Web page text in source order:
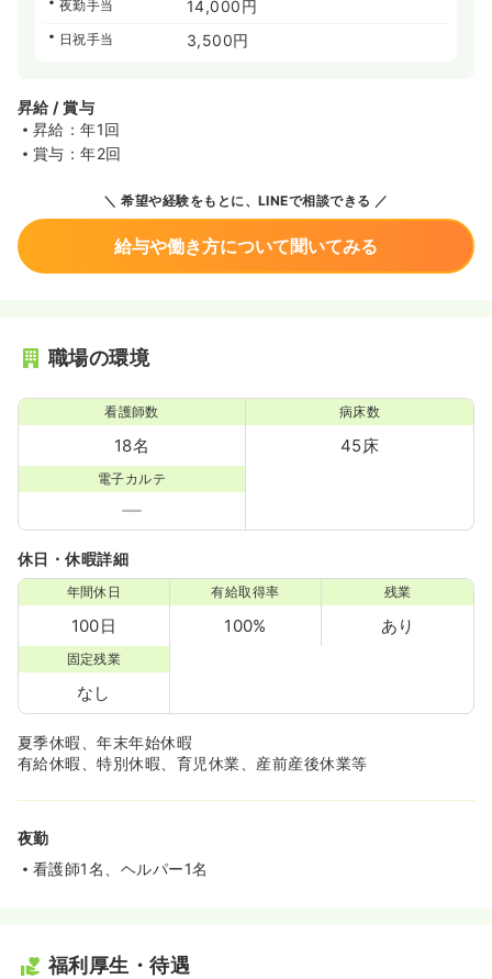
夜勤手当 14,000円
日祝手当 3,500円
昇給 / 賞与
昇給：年1回
賞与：年2回
希望や経験をもとに、LINEで相談できる
給与や働き方について聞いてみる
職場の環境
看護師数
18名
病床数
45床
電子カルテ
休日・休暇詳細
年間休日
100日
有給取得率
100%
残業
あり
固定残業
なし
夏季休暇、年末年始休暇
有給休暇、特別休暇、育児休業、産前産後休業等
夜勤
看護師1名、ヘルパー1名
福利厚生・待遇